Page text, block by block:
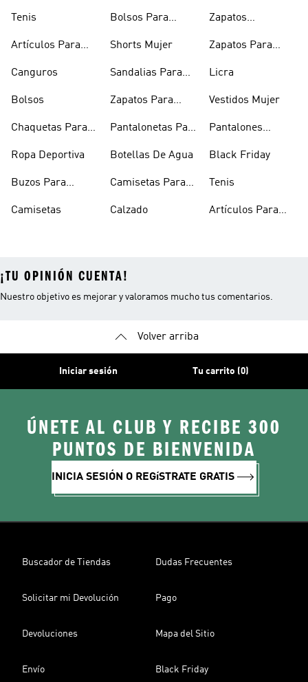
Tenis
Artículos Para
Canguros
Bolsos
Chaquetas Para
Ropa Deportiva
Buzos Para
Camisetas
Bolsos Para
Shorts Mujer
Sandalias Para
Zapatos Para
Pantalonetas Para
Botellas De Agua
Camisetas Para
Calzado
Zapatos
Zapatos Para
Licra
Vestidos Mujer
Pantalones
Black Friday
Tenis
Artículos Para
¡TU OPINIÓN CUENTA!
Nuestro objetivo es mejorar y valoramos mucho tus comentarios.
Volver arriba
Iniciar sesión Tu carrito (0)
ÚNETE AL CLUB Y RECIBE 300
PUNTOS DE BIENVENIDA
INICIA SESIÓN O REGíSTRATE GRATIS
Buscador de Tiendas Dudas Frecuentes
Solicitar mi Devolución Pago
Devoluciones Mapa del Sitio
Envío Black Friday